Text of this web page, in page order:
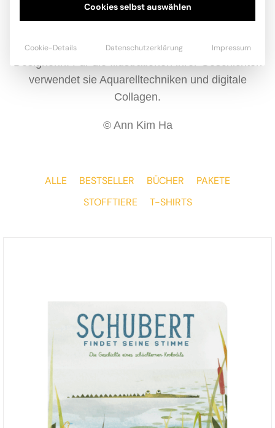
Ann Kim Ha lebt mit ihrer Familie in New Jersey und
der Harvard Graduate School als Grafikerin und
Designerin. Für die Illustrationen ihrer Geschichten
verwendet sie Aquarelltechniken und digitale
Collagen.
© Ann Kim Ha
ALLE BESTSELLER BÜCHER
PAKETE
STOFFTIERE
T-SHIRTS
Cookies selbst auswählen
Cookie-Details Datenschutzerklärung Impressum